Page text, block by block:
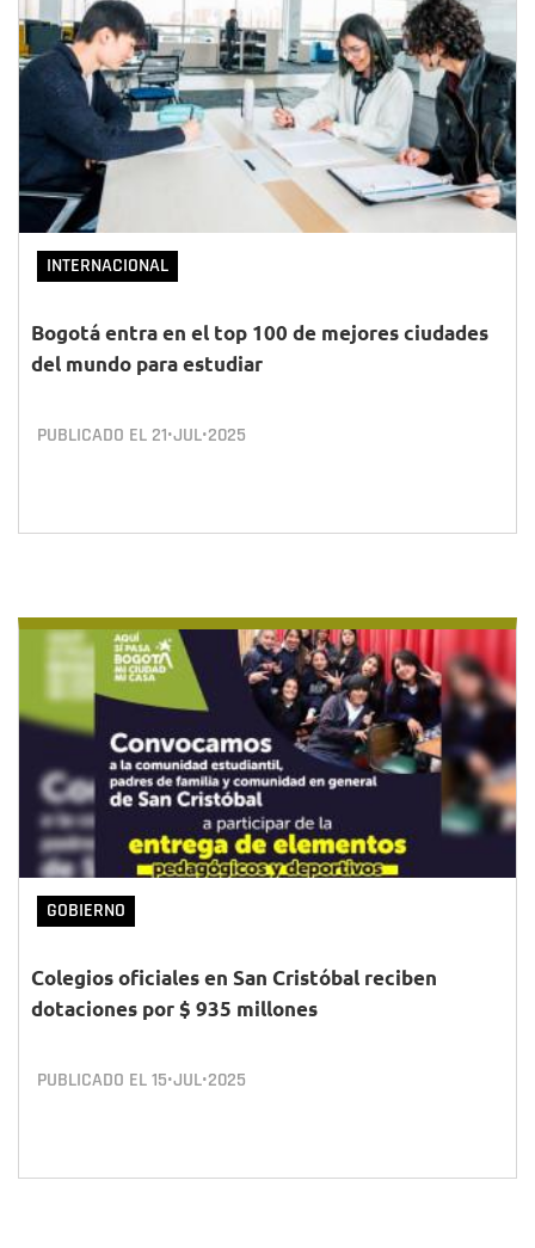
INTERNACIONAL
Bogotá entra en el top 100 de mejores ciudades
del mundo para estudiar
PUBLICADO EL 21•JUL•2025
GOBIERNO
Colegios oficiales en San Cristóbal reciben
dotaciones por $ 935 millones
PUBLICADO EL15•JUL•2025